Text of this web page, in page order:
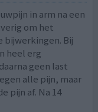
in arm na een
om het
bijwerkingen. Bij
heel erg
geen last
alle pijn, maar
pijn af. Na 14